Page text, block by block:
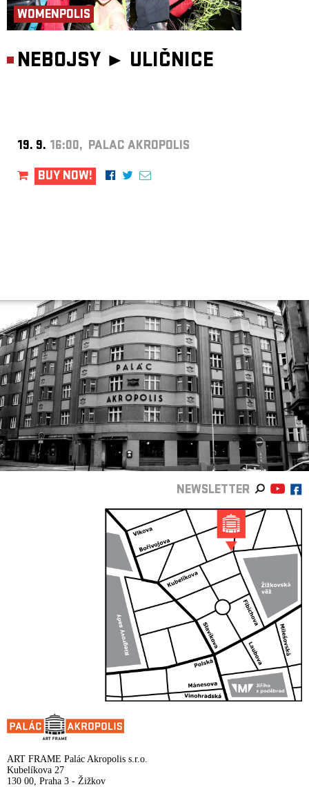
WOMENPOLIS
NEBOJSY ► ULIČNICE
19. 9. 16:00, PALAC AKROPOLIS
BUY NOW!
NEWSLETTER
ART FRAME Palác Akropolis s.r.o.
Kubelíkova 27
130 00, Praha 3 - Žižkov